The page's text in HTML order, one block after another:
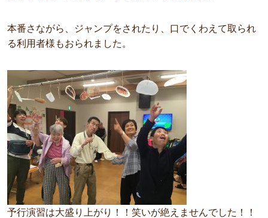
本番さながら、ジャンプをされたり、口でくわえて取られ
る利用者様もおられました。
予行演習は大盛り上がり！！笑いが絶えませんでした！！